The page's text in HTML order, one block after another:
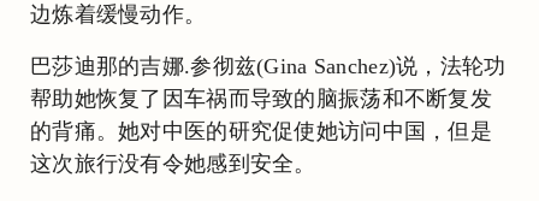
边炼着缓慢动作。
巴莎迪那的吉娜.参彻兹(Gina Sanchez)说，法轮功
帮助她恢复了因车祸而导致的脑振荡和不断复发
的背痛。她对中医的研究促使她访问中国，但是
这次旅行没有令她感到安全。